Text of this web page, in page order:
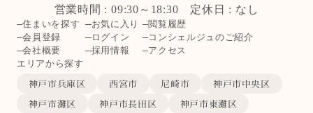
営業時間 : 09:30～18:30 定休日 : なし
住まいを探す お気に入り
閲覧履歴
会員登録
ログイン
コンシェルジュのご紹介
会社概要
採用情報
アクセス
エリアから探す
神戸市兵庫区 西宮市 尼崎市
神戸市中央区
神戸市灘区
神戸市長田区
神戸市東灘区